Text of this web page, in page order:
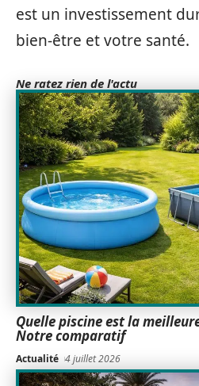
est un investissement
bien-être et votre santé.
Ne ratez rien de l'actu
Quelle piscine est la
Notre comparatif
Actualité 4 juillet 2026